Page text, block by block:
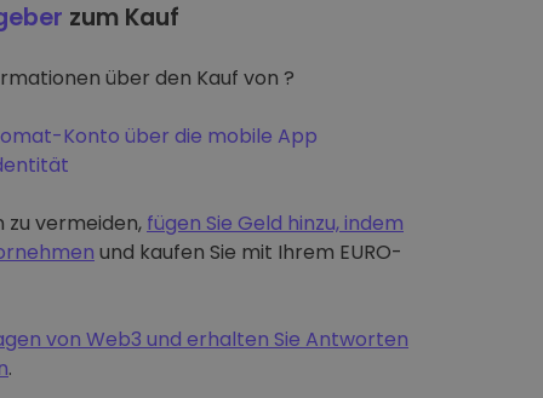
zum Kauf
über den Kauf von ?
Konto über die mobile App
vermeiden, fügen Sie Geld hinzu, indem
und kaufen Sie mit Ihrem EURO-
von Web3 und erhalten Sie Antworten
.